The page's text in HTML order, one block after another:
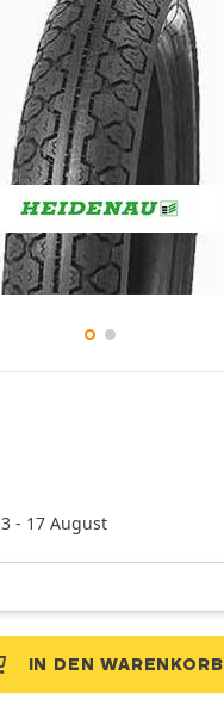
- 17 August
IN DEN WARENKORB